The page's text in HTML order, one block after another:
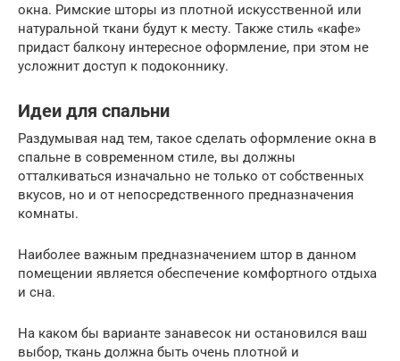
окна. Римские шторы из плотной искусственной или
натуральной ткани будут к месту. Также стиль «кафе»
придаст балкону интересное оформление, при этом не
усложнит доступ к подоконнику.
Идеи для спальни
Раздумывая над тем, такое сделать оформление окна в
спальне в современном стиле, вы должны
отталкиваться изначально не только от собственных
вкусов, но и от непосредственного предназначения
комнаты.
Наиболее важным предназначением штор в данном
помещении является обеспечение комфортного отдыха
и сна.
На каком бы варианте занавесок ни остановился ваш
выбор, ткань должна быть очень плотной и